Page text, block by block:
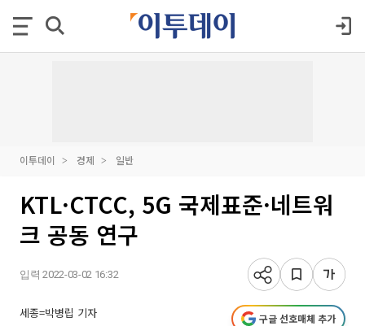
이투데이 경제 일반
KTL·CTCC, 5G 국제표준·네트워
크 공동 연구
입력 2022-03-02 16:32
세종=박병립 기자 구글 선호매체 추가